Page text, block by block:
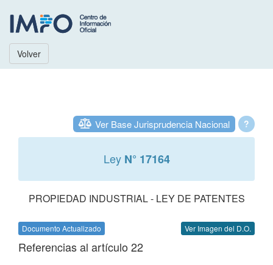
Volver
?
Ver Base Jurisprudencia Nacional
Ley N° 17164
PROPIEDAD INDUSTRIAL - LEY DE PATENTES
Documento Actualizado Ver Imagen del D.O.
Referencias al artículo 22